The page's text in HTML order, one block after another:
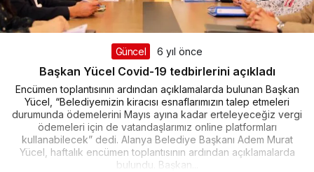
Güncel 6 yıl önce
Başkan Yücel Covid-19 tedbirlerini açıkladı
Encümen toplantısının ardından açıklamalarda bulunan Başkan
Yücel, “Belediyemizin kiracısı esnaflarımızın talep etmeleri
durumunda ödemelerini Mayıs ayına kadar erteleyeceğiz vergi
ödemeleri için de vatandaşlarımız online platformları
kullanabilecek” dedi. Alanya Belediye Başkanı Adem Murat
Yücel, haftalık encümen toplantısının ardından açıklamalarda
bulundu. Başkan...